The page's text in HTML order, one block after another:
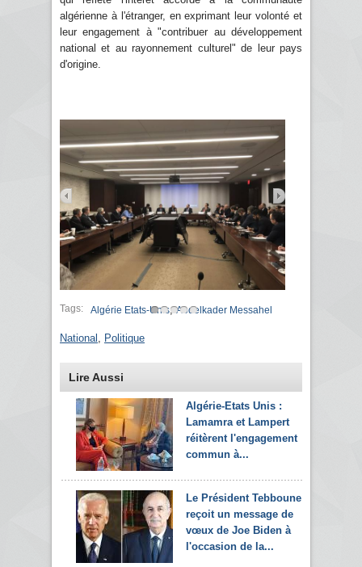
algérienne à l'étranger, en exprimant leur volonté et
leur engagement à "contribuer au développement
national et au rayonnement culturel" de leur pays
d'origine.
Tags: Algérie Etats-Unis,Abdelkader Messahel
National Politique
Lire Aussi
Algérie-Etats Unis :
Lamamra et Lampert
réitèrent l'engagement
commun à...
Le Président Tebboune
reçoit un message de
vœux de Joe Biden à
l'occasion de la...